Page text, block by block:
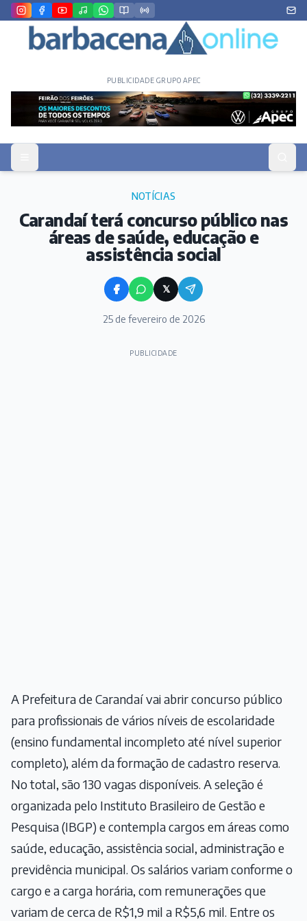
PUBLICIDADE GRUPO APEC
NOTÍCIAS
Carandaí terá concurso público nas
áreas de saúde, educação e
assistência social
𝕏
25 de fevereiro de 2026
PUBLICIDADE
A Prefeitura de Carandaí vai abrir concurso público
para profissionais de vários níveis de escolaridade
(ensino fundamental incompleto até nível superior
completo), além da formação de cadastro reserva.
No total, são 130 vagas disponíveis. A seleção é
organizada pelo Instituto Brasileiro de Gestão e
Pesquisa (IBGP) e contempla cargos em áreas como
saúde, educação, assistência social, administração e
previdência municipal. Os salários variam conforme o
cargo e a carga horária, com remunerações que
variam de cerca de R$1,9 mil a R$5,6 mil. Entre os